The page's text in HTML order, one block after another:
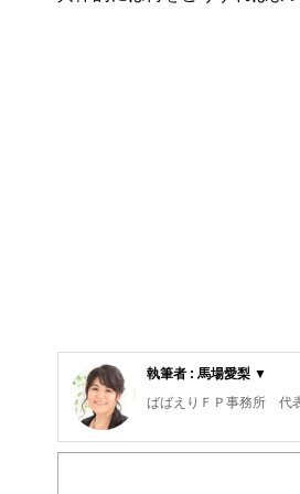
執筆者 : 馬場愛梨 ▼
ばばえりＦＰ事務所 代
自身が過去に「貧困女子